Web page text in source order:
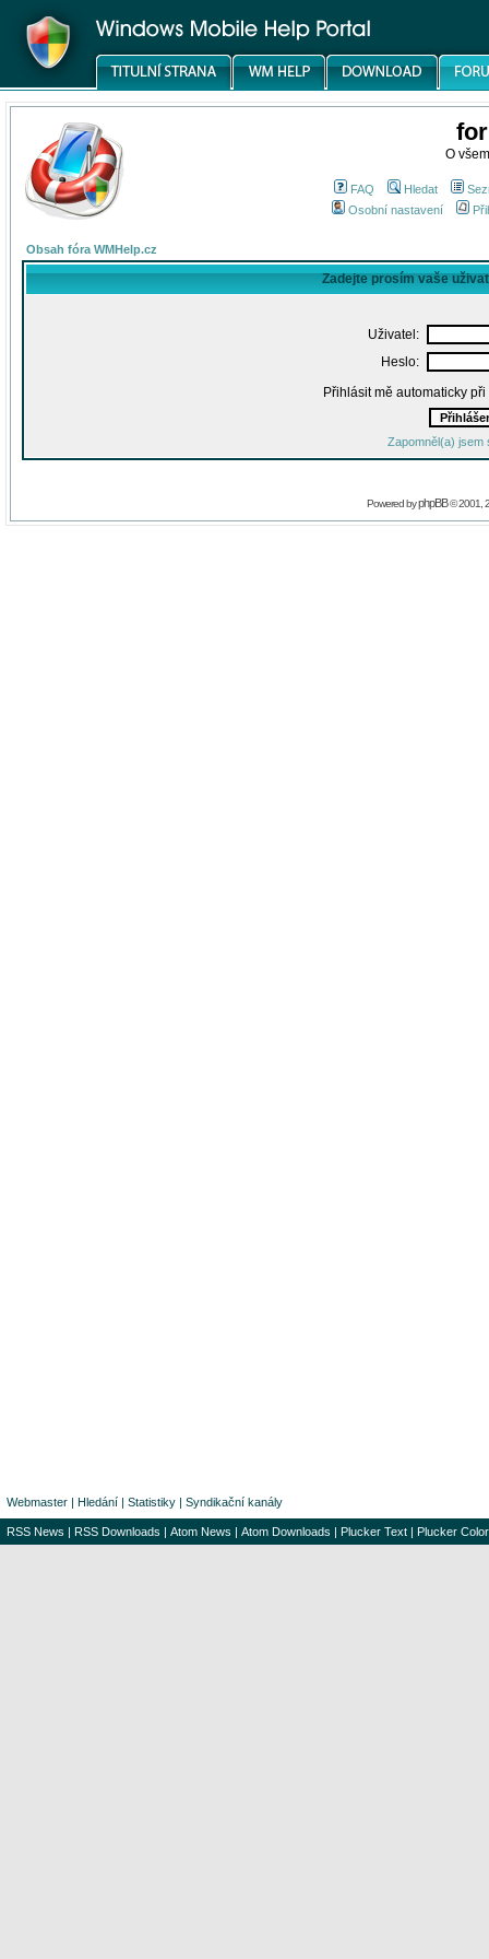
O
FAQ Hledat
Osobní nastavení
Obsah fóra WMHelp.cz
Zadejte prosím vaše
Uživatel:
Heslo:
Přihlásit mě automaticky
Zapomněl(a) jsem
Powered byphpBB© 2001,
Webmaster | Hledání | Statistiky | Syndikační kanály
RSS News | RSS Downloads | Atom News | Atom Downloads | Plucker Text | Plucker Color